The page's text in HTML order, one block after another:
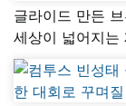
글라이드 만든
세상이 넓어지는